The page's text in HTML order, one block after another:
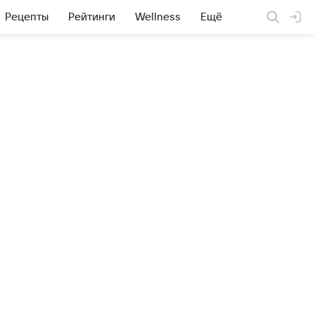
Рецепты Рейтинги Wellness Ещё